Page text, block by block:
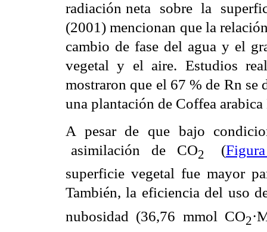
radiación neta sobre la
(2001) mencionan que la
cambio de fase del agua y el
vegetal y el aire. Estudios
mostraron que el 67 % de Rn
una plantación de Coffea arabica
A pesar de que bajo
asimilación de CO2 (
superficie vegetal fue mayor
También, la eficiencia del uso
nubosidad (36,76 mmol CO2